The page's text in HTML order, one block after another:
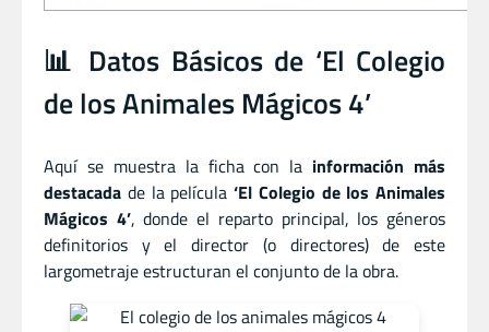
📊 Datos Básicos de ‘El Colegio
de los Animales Mágicos 4’
Aquí se muestra la ficha con la información más
destacada de la película ‘El Colegio de los Animales
Mágicos 4’, donde el reparto principal, los géneros
definitorios y el director (o directores) de este
largometraje estructuran el conjunto de la obra.